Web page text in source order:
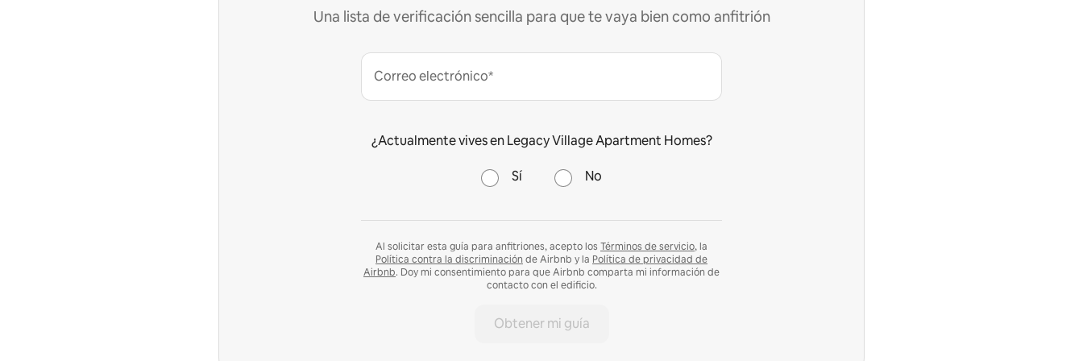
Una lista de verificación sencilla para que te vaya bien como anfitrión
Correo electrónico*
¿Actualmente vives en Legacy Village Apartment Homes?
Sí No
Al solicitar esta guía para anfitriones, acepto los Términos de servicio, la
Política contra la discriminación de Airbnb y la Política de privacidad de
Airbnb. Doy mi consentimiento para que Airbnb comparta mi información de
contacto con el edificio.
Obtener mi guía